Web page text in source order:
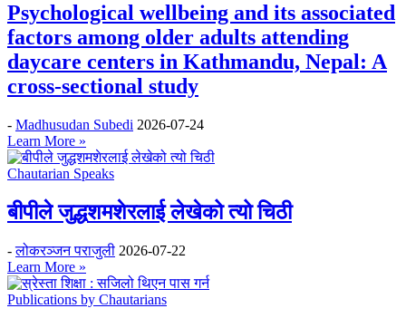
Psychological wellbeing and its associated
factors among older adults attending
daycare centers in Kathmandu, Nepal: A
cross-sectional study
- Madhusudan Subedi 2026-07-24
Learn More »
Chautarian Speaks
बीपीले जुद्धशमशेरलाई लेखेको त्यो चिठी
-लोकरञ्‍जन पराजुली 2026-07-22
Learn More »
Publications by Chautarians